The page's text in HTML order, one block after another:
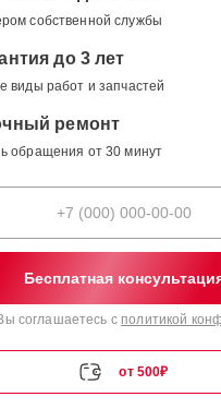
собственной службы
до 3 лет
виды работ и запчастей
ремонт
обращения от 30 минут
Бесплатная
соглашаетесь с политикой
от 500₽